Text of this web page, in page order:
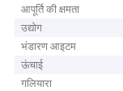
आपूर्ति की क्षमता
उद्योग
भंडारण आइटम
ऊंचाई
गलियारा